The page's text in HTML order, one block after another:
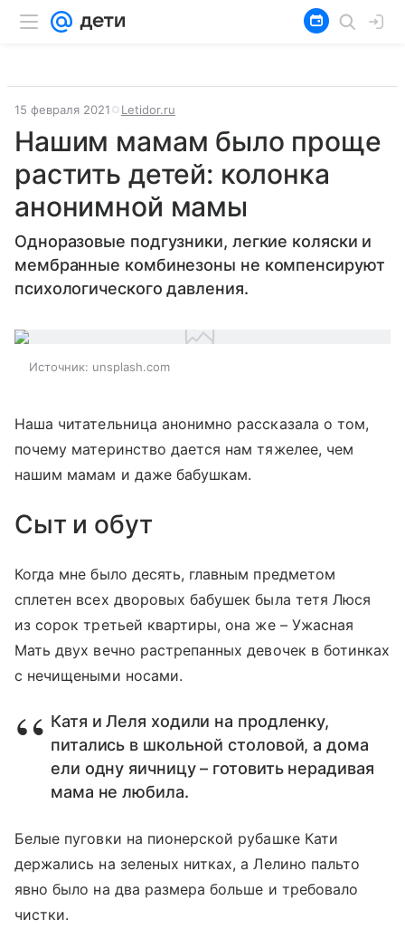
15 февраля 2021 Letidor.ru
Нашим мамам было проще
растить детей: колонка
анонимной мамы
Одноразовые подгузники, легкие коляски и
мембранные комбинезоны не компенсируют
психологического давления.
Источник: unsplash.com
Наша читательница анонимно рассказала о том,
почему материнство дается нам тяжелее, чем
нашим мамам и даже бабушкам.
Сыт и обут
Когда мне было десять, главным предметом
сплетен всех дворовых бабушек была тетя Люся
из сорок третьей квартиры, она же – Ужасная
Мать двух вечно растрепанных девочек в ботинках
с нечищеными носами.
Катя и Леля ходили на продленку,
питались в школьной столовой, а дома
ели одну яичницу – готовить нерадивая
мама не любила.
Белые пуговки на пионерской рубашке Кати
держались на зеленых нитках, а Лелино пальто
явно было на два размера больше и требовало
чистки.